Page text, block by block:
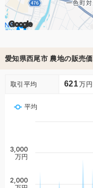
Google
愛知県西尾市 農地の販売
取引平均 621万
平均
2,000
3,000
万円